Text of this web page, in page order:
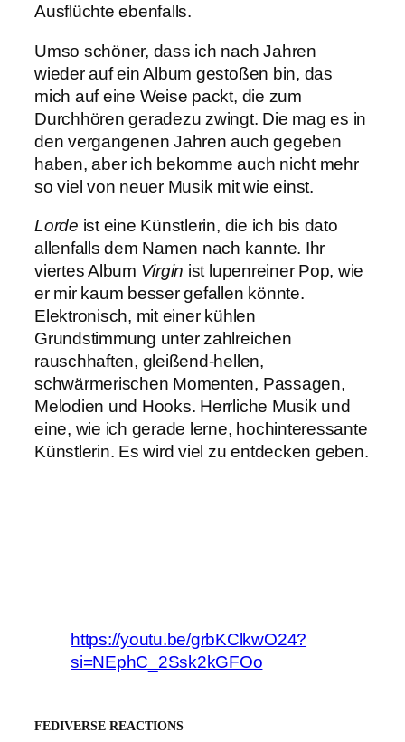
Ausflüchte ebenfalls.
Umso schöner, dass ich nach Jahren
wieder auf ein Album gestoßen bin, das
mich auf eine Weise packt, die zum
Durchhören geradezu zwingt. Die mag es in
den vergangenen Jahren auch gegeben
haben, aber ich bekomme auch nicht mehr
so viel von neuer Musik mit wie einst.
Lorde ist eine Künstlerin, die ich bis dato
allenfalls dem Namen nach kannte. Ihr
viertes Album Virgin ist lupenreiner Pop, wie
er mir kaum besser gefallen könnte.
Elektronisch, mit einer kühlen
Grundstimmung unter zahlreichen
rauschhaften, gleißend-hellen,
schwärmerischen Momenten, Passagen,
Melodien und Hooks. Herrliche Musik und
eine, wie ich gerade lerne, hochinteressante
Künstlerin. Es wird viel zu entdecken geben.
https://youtu.be/grbKClkwO24?
si=NEphC_2Ssk2kGFOo
FEDIVERSE REACTIONS